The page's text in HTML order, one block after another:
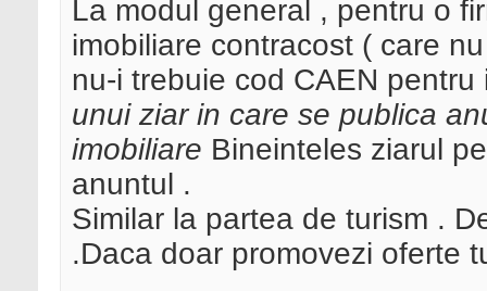
La modul general , pentru o
imobiliare contracost ( care
nu-i trebuie cod CAEN
unui ziar in care se publica
imobiliare Bineinteles ziarul
anuntul .
Similar la partea de turism .
.Daca doar promovezi oferte